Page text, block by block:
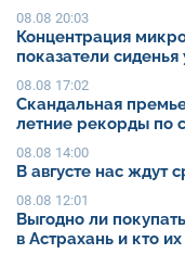
08.08 20:03
Концентрация
показатели
08.08 17:02
Скандальная
летние рекорды по
08.08 14:00
В августе нас ждут
08.08 12:01
Выгодно ли
в Астрахань и кто